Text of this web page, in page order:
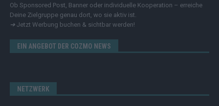
Ob Sponsored Post, Banner oder individuelle Kooperation – erreiche
Deine Zielgruppe genau dort, wo sie aktiv ist.
➔ Jetzt Werbung buchen & sichtbar werden!
EIN ANGEBOT DER COZMO NEWS
NETZWERK